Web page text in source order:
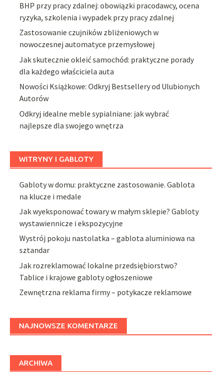
BHP przy pracy zdalnej: obowiązki pracodawcy, ocena
ryzyka, szkolenia i wypadek przy pracy zdalnej
Zastosowanie czujników zbliżeniowych w
nowoczesnej automatyce przemysłowej
Jak skutecznie okleić samochód: praktyczne porady
dla każdego właściciela auta
Nowości Książkowe: Odkryj Bestsellery od Ulubionych
Autorów
Odkryj idealne meble sypialniane: jak wybrać
najlepsze dla swojego wnętrza
WITRYNY I GABLOTY
Gabloty w domu: praktyczne zastosowanie. Gablota
na klucze i medale
Jak wyeksponować towary w małym sklepie? Gabloty
wystawiennicze i ekspozycyjne
Wystrój pokoju nastolatka – gablota aluminiowa na
sztandar
Jak rozreklamować lokalne przedsiębiorstwo?
Tablice i krajowe gabloty ogłoszeniowe
Zewnętrzna reklama firmy – potykacze reklamowe
NAJNOWSZE KOMENTARZE
ARCHIWA